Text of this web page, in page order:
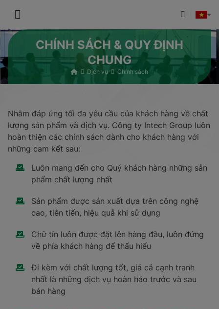
CHÍNH SÁCH & QUY ĐỊNH
CHUNG
Dịch vụ Chính sách
Nhằm đáp ứng tối đa yêu cầu của khách hàng về chất
lượng sản phẩm và dịch vụ. Công ty Intech Group luôn
hoàn thiện các chính sách dành cho khách hàng với
những cam kết sau:
Luôn mang đến cho Quý khách hàng những sản
phẩm chất lượng nhất
Sản phẩm được sản xuất dựa trên công nghệ
cao, tiên tiến, hiệu quả khi sử dụng
Chữ tín luôn được đặt lên hàng đầu, luôn đứng
về phía khách hàng để thấu hiểu
Đi kèm với chất lượng tốt, giá cả cạnh tranh
nhất là những dịch vụ hoàn hảo trước và sau
bán hàng